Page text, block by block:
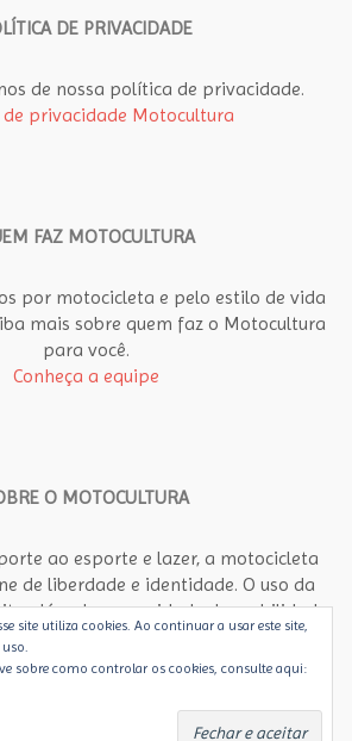
DE PRIVACIDADE
de nossa política de privacidade.
privacidade Motocultura
FAZ MOTOCULTURA
por motocicleta e pelo estilo de vida
mais sobre quem faz o Motocultura
para você.
Conheça a equipe
O MOTOCULTURA
ao esporte e lazer, a motocicleta
de liberdade e identidade. O uso da
além da necessidade de mobilidade
no meio urbano. Motocultura propõe
diferente, para a motocicleta como
e estilo de vida. É dedicado aos
e aos que ainda vão se apaixonar.
site utiliza cookies. Ao continuar a usar este site,
sobre como controlar os cookies, consulte aqui: